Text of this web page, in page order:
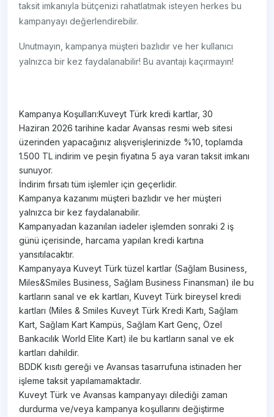
taksit imkanıyla bütçenizi rahatlatmak isteyen herkes bu
kampanyayı değerlendirebilir.
Unutmayın, kampanya müşteri bazlıdır ve her kullanıcı
yalnızca bir kez faydalanabilir! Bu avantajı kaçırmayın!
Kampanya Koşulları:Kuveyt Türk kredi kartlar, 30
Haziran 2026 tarihine kadar Avansas resmi web sitesi
üzerinden yapacağınız alışverişlerinizde %10, toplamda
1.500 TL indirim ve peşin fiyatına 5 aya varan taksit imkanı
sunuyor.
İndirim fırsatı tüm işlemler için geçerlidir.
Kampanya kazanımı müşteri bazlıdır ve her müşteri
yalnızca bir kez faydalanabilir.
Kampanyadan kazanılan iadeler işlemden sonraki 2 iş
günü içerisinde, harcama yapılan kredi kartına
yansıtılacaktır.
Kampanyaya Kuveyt Türk tüzel kartlar (Sağlam Business,
Miles&Smiles Business, Sağlam Business Finansman) ile bu
kartların sanal ve ek kartları, Kuveyt Türk bireysel kredi
kartları (Miles & Smiles Kuveyt Türk Kredi Kartı, Sağlam
Kart, Sağlam Kart Kampüs, Sağlam Kart Genç, Özel
Bankacılık World Elite Kart) ile bu kartların sanal ve ek
kartları dahildir.
BDDK kısıtı gereği ve Avansas tasarrufuna istinaden her
işleme taksit yapılamamaktadır.
Kuveyt Türk ve Avansas kampanyayı dilediği zaman
durdurma ve/veya kampanya koşullarını değiştirme